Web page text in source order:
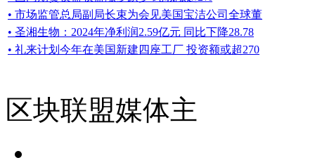
• 市场监管总局副局长束为会见美国宝洁公司全球董
• 圣湘生物：2024年净利润2.59亿元 同比下降28.78
• 礼来计划今年在美国新建四座工厂 投资额或超270
区块联盟媒体主